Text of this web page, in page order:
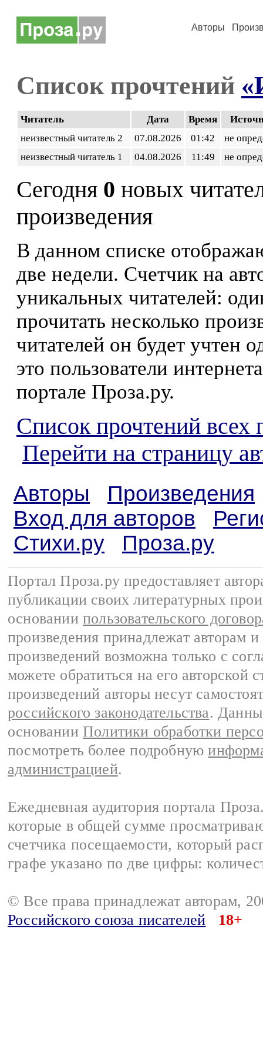
Авторы
Список прочтений
Читатель Дата Время
неизвестный читатель 2
07.08.2026 01:42
не
неизвестный читатель 1
04.08.2026 11:49 не
Сегодня 0 новых
произведения
В данном списке
две недели. Счетчик на
уникальных читателей:
прочитать несколько
читателей он будет учтен
это пользователи
портале Проза.ру.
Список прочтений всех
Перейти на страницу
Авторы
Произведения
Вход для авторов
Стихи.ру
Проза.ру
Портал Проза.ру предоставляет
публикации своих литературных
основании пользовательского
произведения принадлежат авторам
произведений возможна только с
можете обратиться на его авторской
произведений авторы несут
российского законодательства.
основании Политики обработки
посмотреть более подробную
администрацией.
Ежедневная аудитория портала
которые в общей сумме
счетчика посещаемости, который
графе указано по две цифры:
© Все права принадлежат авторам,
Российского союза писателей
18+